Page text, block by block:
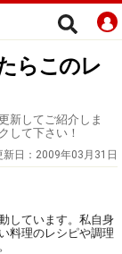
らこのレ
新してご紹介しま
して下さい！
新日： 2009年03月31日
しています。私自身
料理のレシピや調理